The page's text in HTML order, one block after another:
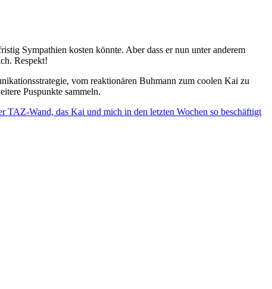
Sympathien kosten könnte. Aber dass er nun unter anderem
Respekt!
vom reaktionären Buhmann zum coolen Kai zu
Puspunkte sammeln.
TAZ-Wand, das Kai und mich in den letzten Wochen so beschäftigt